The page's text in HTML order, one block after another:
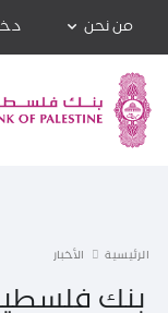
من نحن
الرئيسية الأخبار
بنك